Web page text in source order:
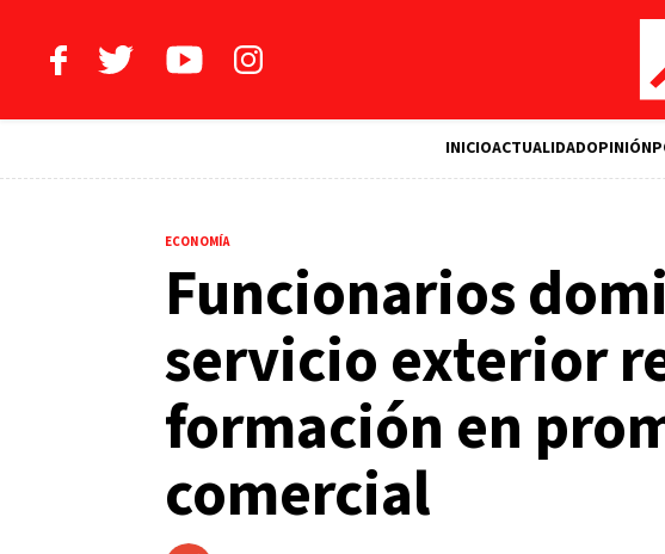
INICIOACTUALIDADOPINIÓN
ECONOMÍA
Funcionarios
servicio exterior
formación en
comercial